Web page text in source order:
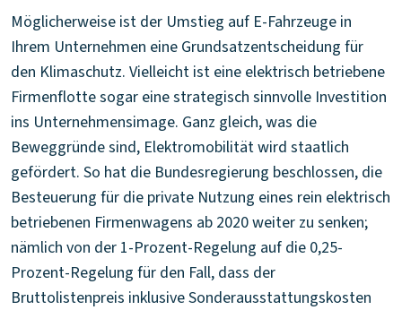
Möglicherweise ist der Umstieg auf E-Fahrzeuge in
Ihrem Unternehmen eine Grundsatzentscheidung für
den Klimaschutz. Vielleicht ist eine elektrisch betriebene
Firmenflotte sogar eine strategisch sinnvolle Investition
ins Unternehmensimage. Ganz gleich, was die
Beweggründe sind, Elektromobilität wird staatlich
gefördert. So hat die Bundesregierung beschlossen, die
Besteuerung für die private Nutzung eines rein elektrisch
betriebenen Firmenwagens ab 2020 weiter zu senken;
nämlich von der 1-Prozent-Regelung auf die 0,25-
Prozent-Regelung für den Fall, dass der
Bruttolistenpreis inklusive Sonderausstattungskosten